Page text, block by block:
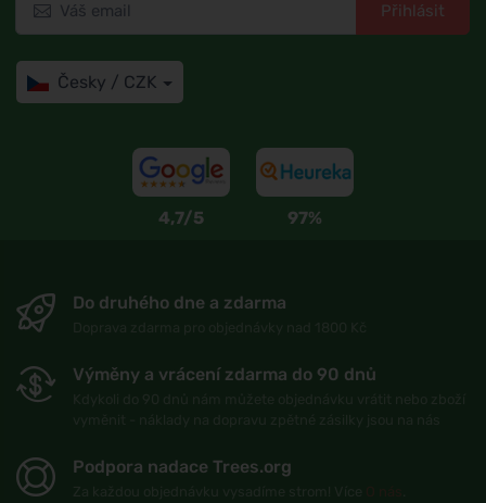
Přihlásit
Česky / CZK
4,7/5 97%
Do druhého dne a zdarma
Výměny a vrácení zdarma do 90 dnů
Podpora nadace Trees.org